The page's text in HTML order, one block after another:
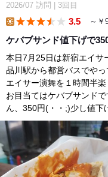
2026/07 訪問 3回目
3.5 ～￥
ケバブサンド値下げで
本日7月25日は新宿エイサ
品川駅から都営バスでや
エイサー演舞を１時間半
お目当てはケバブサンドで
ん、350円(・・;)少し値下